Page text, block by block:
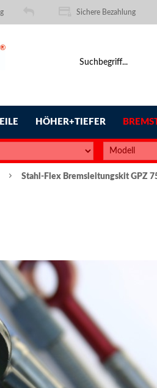
Sichere Bezahlung
HÖHER+TIEFER
Stahl-Flex Bremsleitungskit GPZ